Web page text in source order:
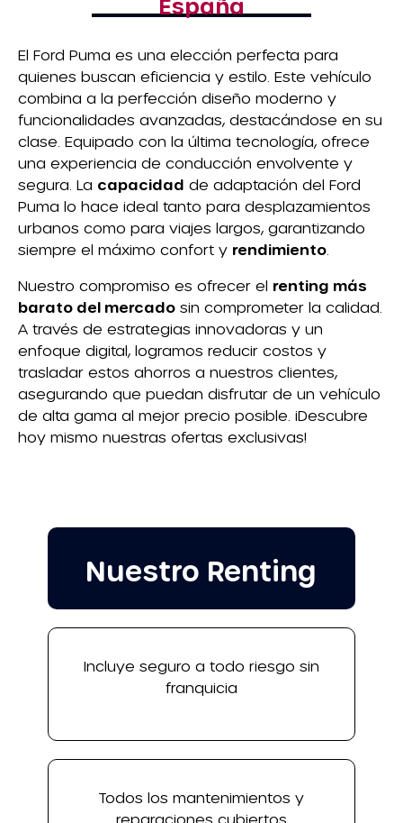
España
El Ford Puma es una elección perfecta para
quienes buscan eficiencia y estilo. Este vehículo
combina a la perfección diseño moderno y
funcionalidades avanzadas, destacándose en su
clase. Equipado con la última tecnología, ofrece
una experiencia de conducción envolvente y
segura. La capacidad de adaptación del Ford
Puma lo hace ideal tanto para desplazamientos
urbanos como para viajes largos, garantizando
siempre el máximo confort y rendimiento
Nuestro compromiso es ofrecer el renting más
barato del mercado sin comprometer la calidad.
A través de estrategias innovadoras y un
enfoque digital, logramos reducir costos y
trasladar estos ahorros a nuestros clientes,
asegurando que puedan disfrutar de un vehículo
de alta gama al mejor precio posible. ¡Descubre
hoy mismo nuestras ofertas exclusivas!
Nuestro Renting
Incluye seguro a todo riesgo sin
franquicia
Todos los mantenimientos y
reparaciones cubiertos